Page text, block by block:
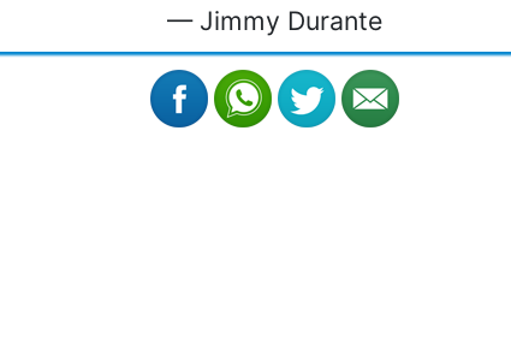
— Jimmy Durante